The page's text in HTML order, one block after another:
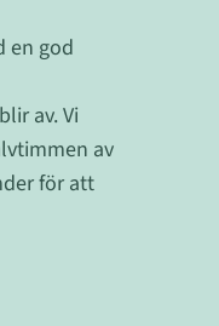
en god
av. Vi
av
för att